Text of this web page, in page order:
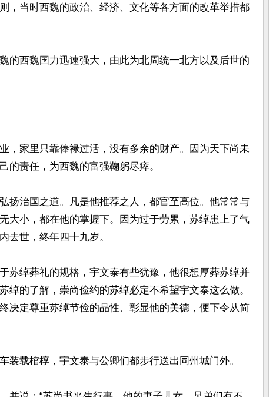
，当时西魏的政治、经济、文化等各方面的改革举措都
的西魏国力迅速强大，由此为北周统一北方以及后世的
，家里只靠俸禄过活，没有多余的财产。因为天下尚未
的责任，为西魏的富强鞠躬尽瘁。
扬治国之道。凡是他推荐之人，都官至高位。他常常与
大小，都在他的掌握下。因为过于劳累，苏绰患上了气
去世，终年四十九岁。
苏绰葬礼的规格，宇文泰有些犹豫，他很想厚葬苏绰并
绰的了解，崇尚俭约的苏绰必定不希望宇文泰这么做。
决定尊重苏绰节俭的品性、彰显他的美德，便下令从简
装载棺椁，宇文泰与公卿们都步行送出同州城门外。